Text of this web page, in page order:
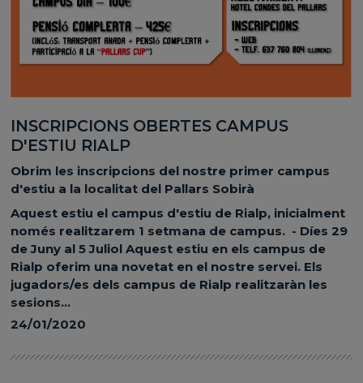
INSCRIPCIONS OBERTES CAMPUS
D'ESTIU RIALP
Obrim les inscripcions del nostre primer campus
d'estiu a la localitat del Pallars Sobirà
Aquest estiu el campus d'estiu de Rialp, inicialment
només realitzarem 1 setmana de campus. - Díes 29
de Juny al 5 Juliol Aquest estiu en els campus de
Rialp oferim una novetat en el nostre servei. Els
jugadors/es dels campus de Rialp realitzaràn les
sesions...
24/01/2020